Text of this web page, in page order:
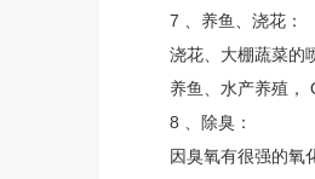
7 、养鱼、浇花：
浇花、大棚蔬菜的喷
养鱼、水产养殖，
8 、除臭：
因臭氧有很强的氧化